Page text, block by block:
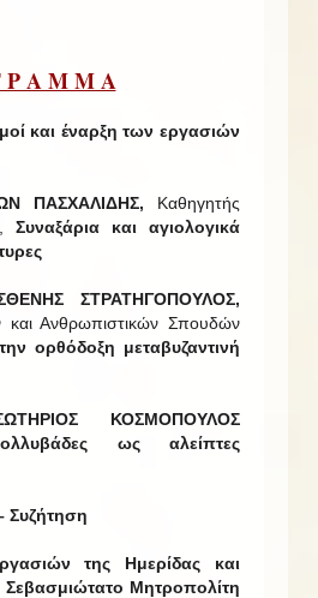
Ρ Α Μ Μ Α
και έναρξη των εργασιών
ΠΑΣΧΑΛΙΔΗΣ, Καθηγητής
Συναξάρια και αγιολογικά
ΣΤΡΑΤΗΓΟΠΟΥΛΟΣ,
Ανθρωπιστικών Σπουδών
ορθόδοξη μεταβυζαντινή
ΚΟΣΜΟΠΟΥΛΟΣ
ως αλείπτες
Συζήτηση
της Ημερίδας και
Μητροπολίτη